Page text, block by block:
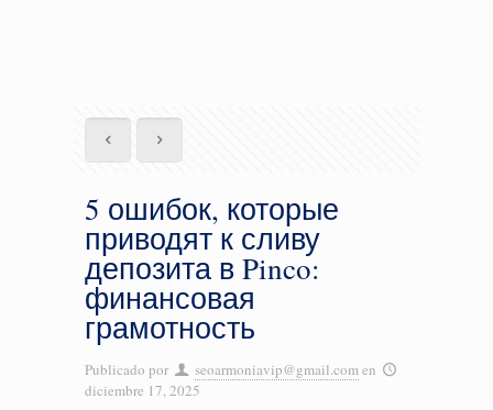
5 ошибок, которые
приводят к сливу
депозита в Pinco:
финансовая
грамотность
Publicado por seoarmoniavip@gmail.comen
diciembre 17, 2025